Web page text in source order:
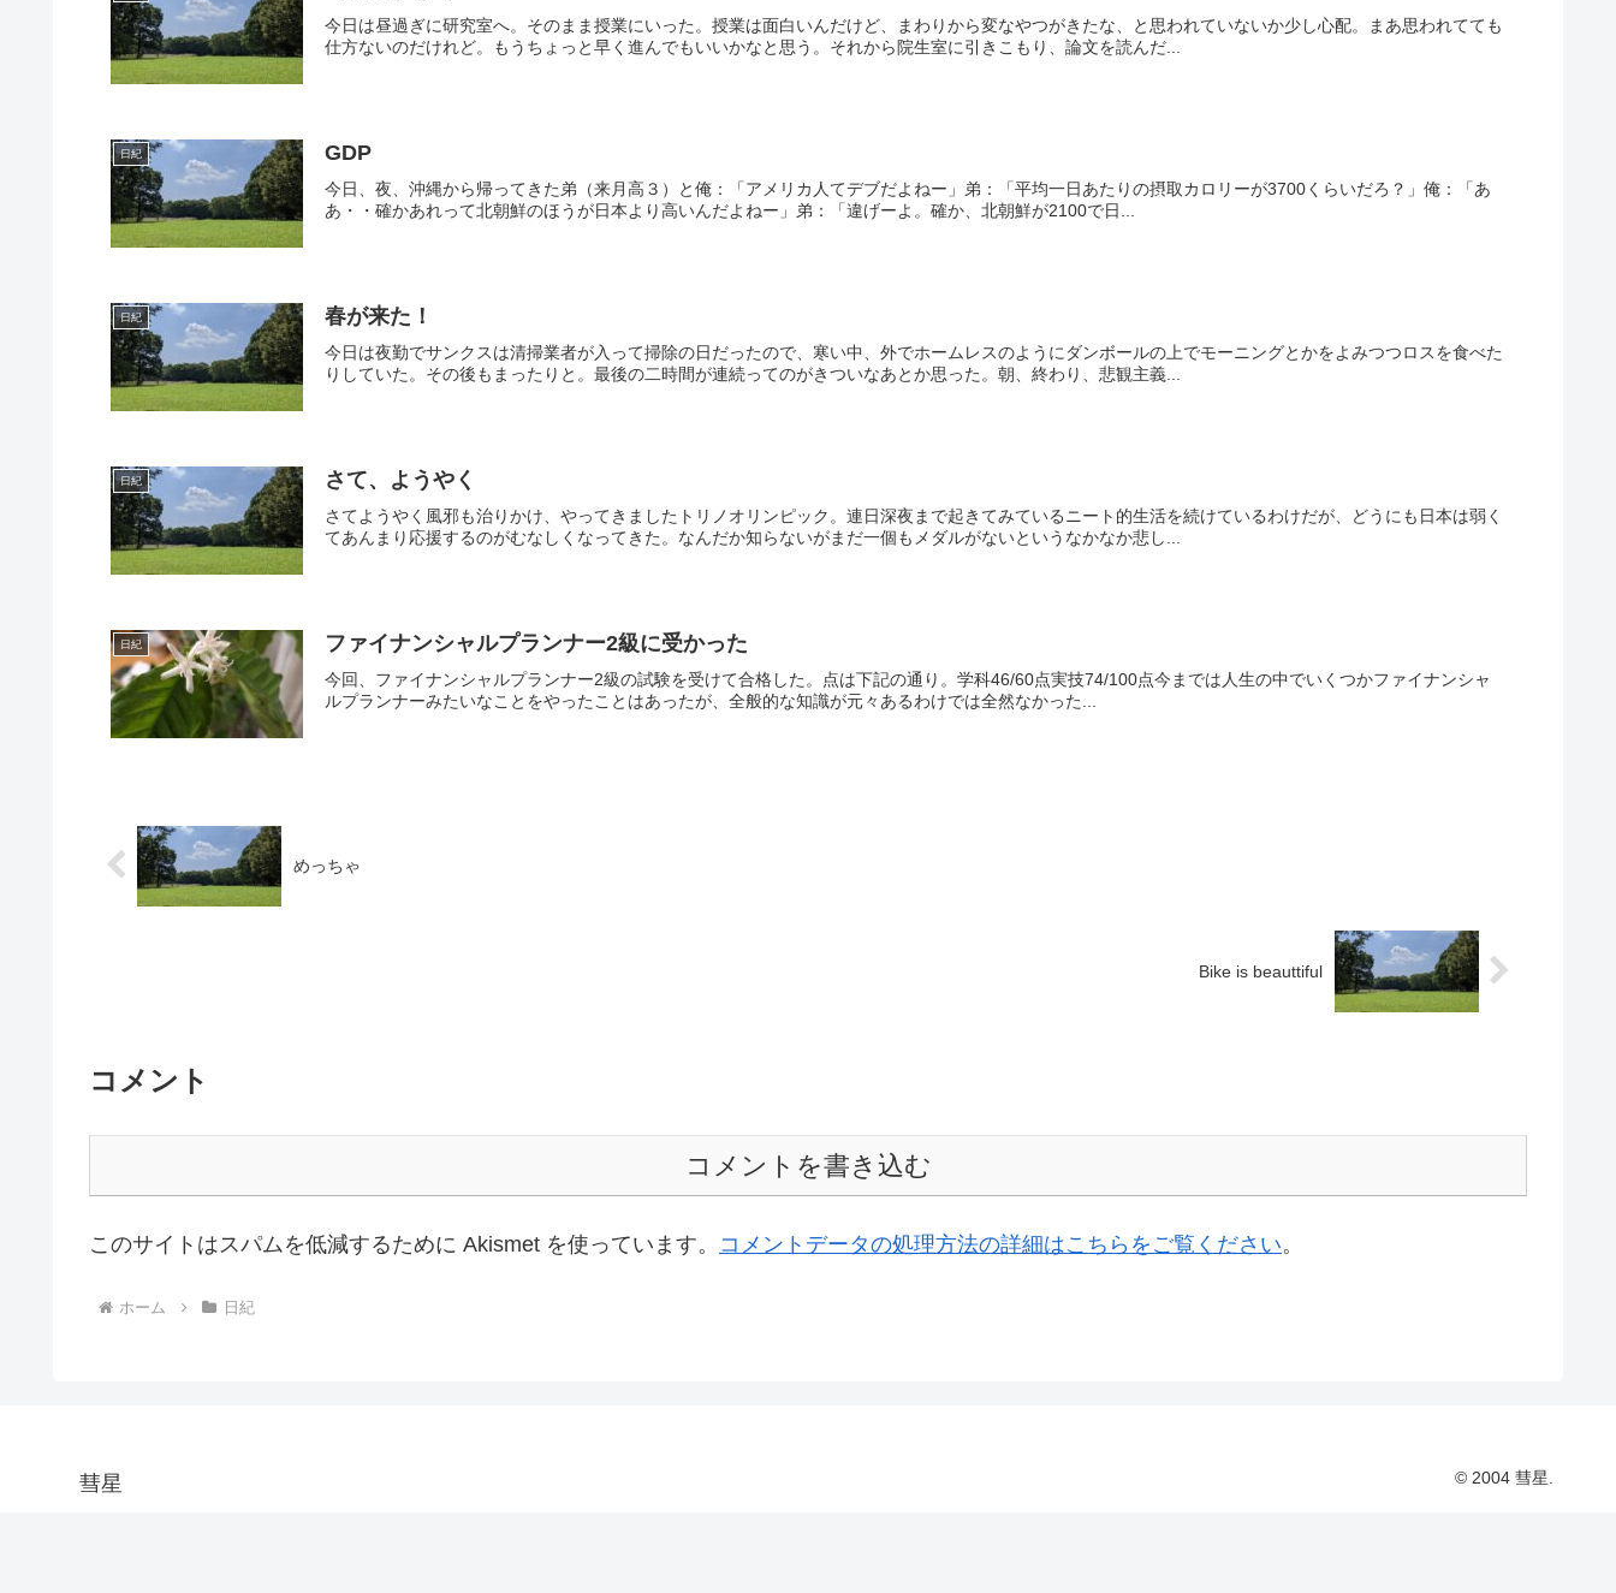
今日は昼過ぎに研究室へ。そのまま授業にいった。授業は面白いんだけど、まわりから変なやつがきたな、と思われていないか少し心配。まあ思われてても
仕方ないのだけれど。もうちょっと早く進んでもいいかなと思う。それから院生室に引きこもり、論文を読んだ...
日紀 GDP
今日、夜、沖縄から帰ってきた弟（来月高３）と俺：「アメリカ人てデブだよねー」弟：「平均一日あたりの摂取カロリーが3700くらいだろ？」俺：「あ
あ・・確かあれって北朝鮮のほうが日本より高いんだよねー」弟：「違げーよ。確か、北朝鮮が2100で日...
日紀 春が来た！
今日は夜勤でサンクスは清掃業者が入って掃除の日だったので、寒い中、外でホームレスのようにダンボールの上でモーニングとかをよみつつロスを食べた
りしていた。その後もまったりと。最後の二時間が連続ってのがきついなあとか思った。朝、終わり、悲観主義...
日紀 さて、ようやく
さてようやく風邪も治りかけ、やってきましたトリノオリンピック。連日深夜まで起きてみているニート的生活を続けているわけだが、どうにも日本は弱く
てあんまり応援するのがむなしくなってきた。なんだか知らないがまだ一個もメダルがないというなかなか悲し...
日紀 ファイナンシャルプランナー2級に受かった
今回、ファイナンシャルプランナー2級の試験を受けて合格した。点は下記の通り。学科46/60点実技74/100点今までは人生の中でいくつかファイナンシャ
ルプランナーみたいなことをやったことはあったが、全般的な知識が元々あるわけでは全然なかった...
めっちゃ
Bike is beauttiful
コメント
コメントを書き込む
このサイトはスパムを低減するために Akismet を使っています。 コメントデータの処理方法の詳細はこちらをご覧ください。
ホーム 日紀
彗星 © 2004 彗星.